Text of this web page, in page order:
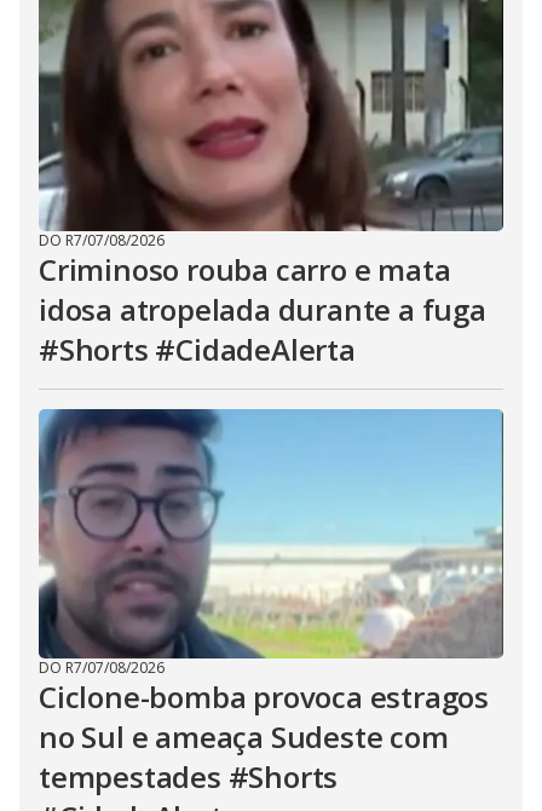
DO R7/07/08/2026
Criminoso rouba carro e mata
idosa atropelada durante a fuga
#Shorts #CidadeAlerta
DO R7/07/08/2026
Ciclone-bomba provoca estragos
no Sul e ameaça Sudeste com
tempestades #Shorts